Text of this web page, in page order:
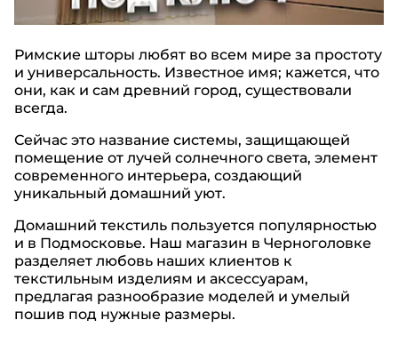
Римские шторы любят во всем мире за простоту
и универсальность. Известное имя; кажется, что
они, как и сам древний город, существовали
всегда.
Сейчас это название системы, защищающей
помещение от лучей солнечного света, элемент
современного интерьера, создающий
уникальный домашний уют.
Домашний текстиль пользуется популярностью
и в Подмосковье. Наш магазин в Черноголовке
разделяет любовь наших клиентов к
текстильным изделиям и аксессуарам,
предлагая разнообразие моделей и умелый
пошив под нужные размеры.